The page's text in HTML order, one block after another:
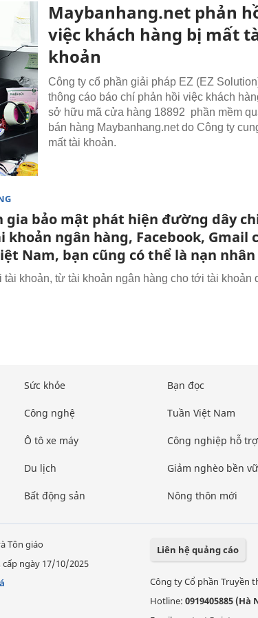
Maybanhang.net phản
việc khách hàng bị mất
khoản
Công ty cổ phần giải pháp EZ (EZ
thông cáo báo chí phản hồi việc khách
sở hữu mã cửa hàng 18892 phần mềm
bán hàng Maybanhang.net do Công ty
mất tài khoản.
gia bảo mật phát hiện đường dây
khoản ngân hàng, Facebook, Gmail
Nam, bạn cũng có thể là nạn nhân
tài khoản, từ tài khoản ngân hàng cho tới tài khoản
Sức khỏe
Công nghệ
Ô tô xe máy
Du lịch
Bất động sản
Bạn đọc
Tuần Việt Nam
Công nghiệp hỗ trợ
Giảm nghèo bền
Nông thôn mới
Tôn giáo
cấp ngày 17/10/2025
Liên hệ quảng cáo
Công ty Cổ phần Truyền
Hotline: 0919405885 (Hà